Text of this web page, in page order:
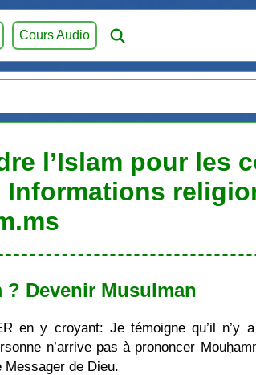
Cours Audio
l’Islam pour les
? Devenir Musulman
en y croyant: Je témoigne qu’il n’y
n’arrive pas à prononcer
de Dieu.